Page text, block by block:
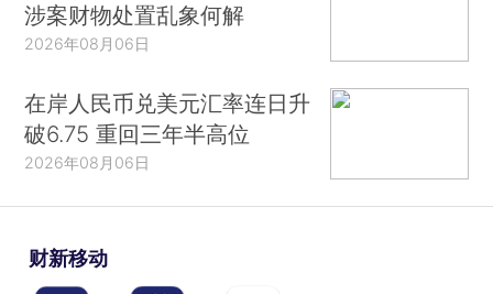
涉案财物处置乱象何解
2026年08月06日
在岸人民币兑美元汇率连日升
破6.75 重回三年半高位
2026年08月06日
财新移动